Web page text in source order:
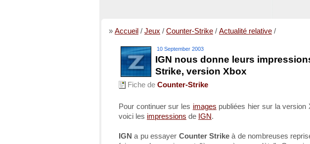
» Accueil / Jeux / Counter-Strike / Actualité relative /
10 September 2003
IGN nous donne leurs
Strike, version Xbox
Fiche de Counter-Strike
Pour continuer sur les images publiées hier sur la
voici les impressions de IGN.
IGN a pu essayer Counter Strikeà de nombreuses